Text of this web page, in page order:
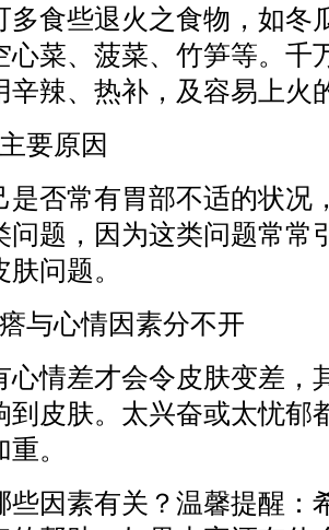
多食些退火之食物，如冬
心菜、菠菜、竹笋等。千
辛辣、热补，及容易上火
要原因
是否常有胃部不适的状况
问题，因为这类问题常常
问题。
与心情因素分不开
心情差才会令皮肤变差，
到皮肤。太兴奋或太忧郁
。
些因素有关？温馨提醒：